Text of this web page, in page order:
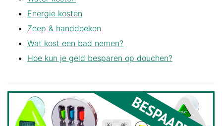
Energie kosten
Zeep & handdoeken
Wat kost een bad nemen?
Hoe kun je geld besparen op douchen?